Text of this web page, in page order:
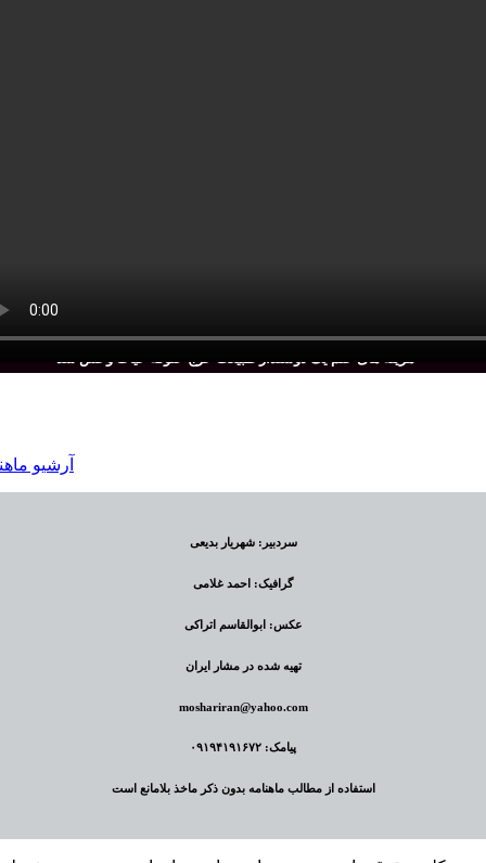
هزینه های ختم یک دوستدار طبیعت خرج علوفه حیات وحش شد
سردبیر: شهریار بدیعی
گرافیک: احمد غلامی
عکس: ابوالقاسم اتراکی
تهیه شده در مشار ایران
moshariran@yahoo.com
پیامک: ۰۹۱۹۴۱۹۱۶۷۲
استفاده از مطالب ماهنامه بدون ذکر ماخذ بلامانع است